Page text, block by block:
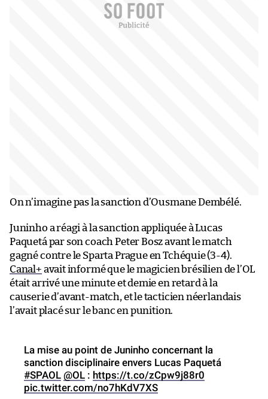
On n’imagine pas la sanction d’Ousmane Dembélé.
Juninho a réagi à la sanction appliquée à Lucas
Paquetá par son coach Peter Bosz avant le match
gagné contre le Sparta Prague en Tchéquie (3-4).
Canal+ avait informé que le magicien brésilien de l’OL
était arrivé une minute et demie en retard à la
causerie d’avant-match, et le tacticien néerlandais
l’avait placé sur le banc en punition.
La mise au point de Juninho concernant la
sanction disciplinaire envers Lucas Paquetá
#SPAOL @OL : https://t.co/zCpw9j88r0
pic.twitter.com/no7hKdV7XS